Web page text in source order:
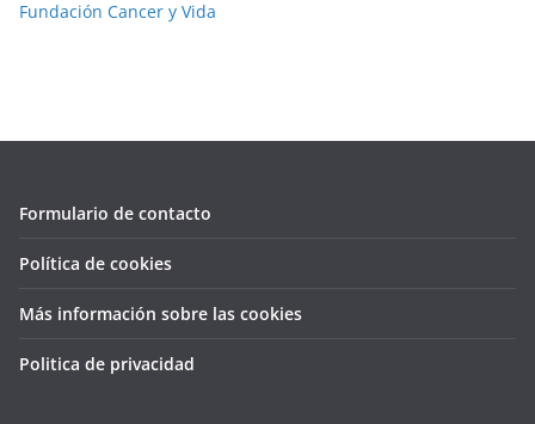
Fundación Cancer y Vida
Formulario de contacto
Política de cookies
Más información sobre las cookies
Politica de privacidad